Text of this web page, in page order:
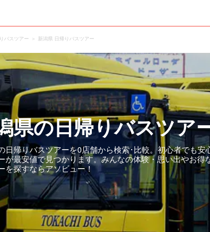
バスツアー 新潟県 日帰りバスツアー
県の日帰りバスツア
日帰りバスツアーを0店舗から検索･比較。初心者でも
が最安値で見つかります。みんなの体験・思い出やお得
を探すならアソビュー！